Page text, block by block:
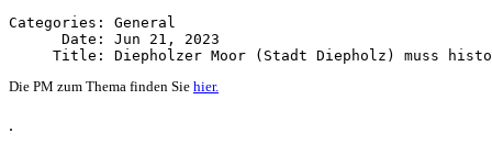
Categories: General
      Date: Jun 21, 2023
Die PM zum Thema finden Sie hier.
.